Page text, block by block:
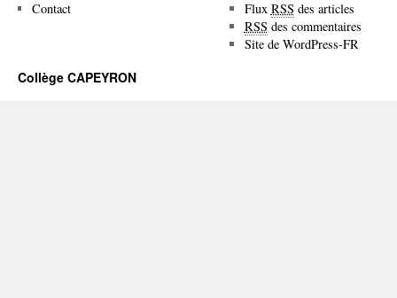
Contact Flux RSS des articles
RSS des commentaires
Site de WordPress-FR
Collège CAPEYRON